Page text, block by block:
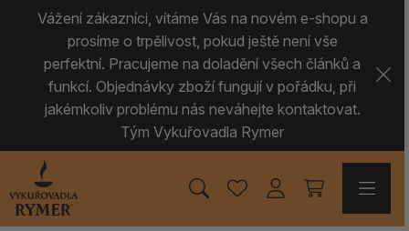
Vážení zákazníci, vítáme Vás na novém e-shopu a
prosíme o trpělivost, pokud ještě není vše
perfektní. Pracujeme na doladění všech článků a
funkcí. Objednávky zboží fungují v pořádku, při
jakémkoliv problému nás neváhejte kontaktovat.
Tým Vykuřovadla Rymer